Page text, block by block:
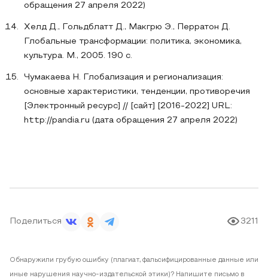
обращения 27 апреля 2022)
Хелд Д., Гольдблатт Д., Макгрю Э., Перратон Д.
Глобальные трансформации: политика, экономика,
культура. М., 2005. 190 с.
Чумакаева Н. Глобализация и регионализация:
основные характеристики, тенденции, противоречия
[Электронный ресурс] // [сайт] [2016-2022] URL:
http://pandia.ru (дата обращения 27 апреля 2022)
Поделиться 3211
Обнаружили грубую ошибку (плагиат, фальсифицированные данные или
иные нарушения научно-издательской этики)? Напишите письмо в